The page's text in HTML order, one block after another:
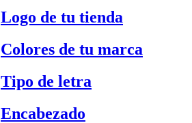
Logo de tu tienda
Colores de tu marca
Tipo de letra
Encabezado